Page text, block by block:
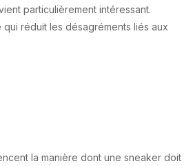
particulièrement intéressant.
qui réduit les désagréments liés aux
la manière dont une sneaker doit